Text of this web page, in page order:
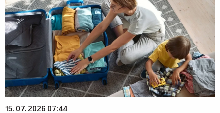
15. 07. 2026 07:44